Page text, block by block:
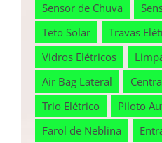
Sensor de Chuva
Teto Solar
Travas
Vidros Elétricos
Air Bag Lateral
Trio Elétrico
Piloto
Farol de Neblina